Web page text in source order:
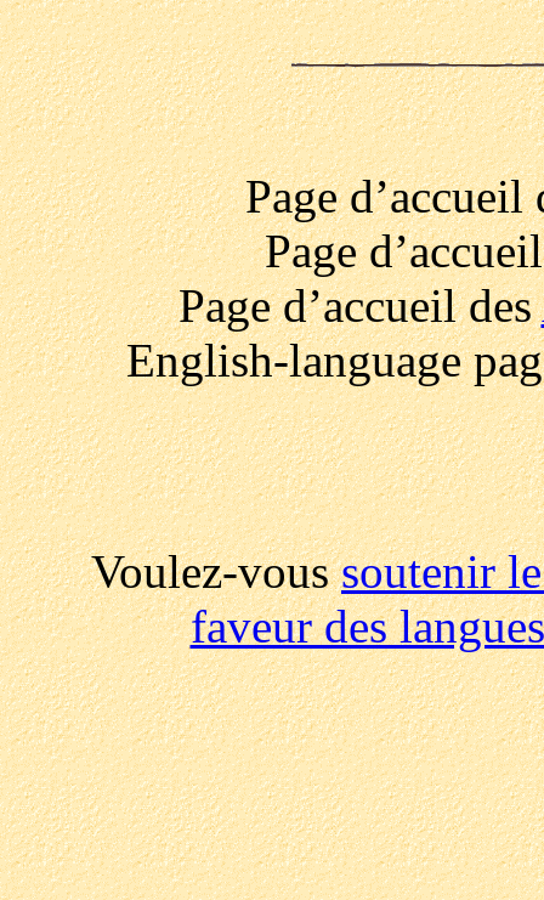
Page d’accueil
Page
Page d’accueil des
English-language
Voulez-voussoutenir
faveur des